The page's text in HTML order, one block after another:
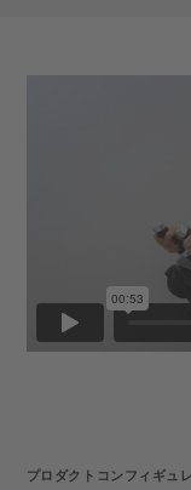
プロダクトコンフィギュ